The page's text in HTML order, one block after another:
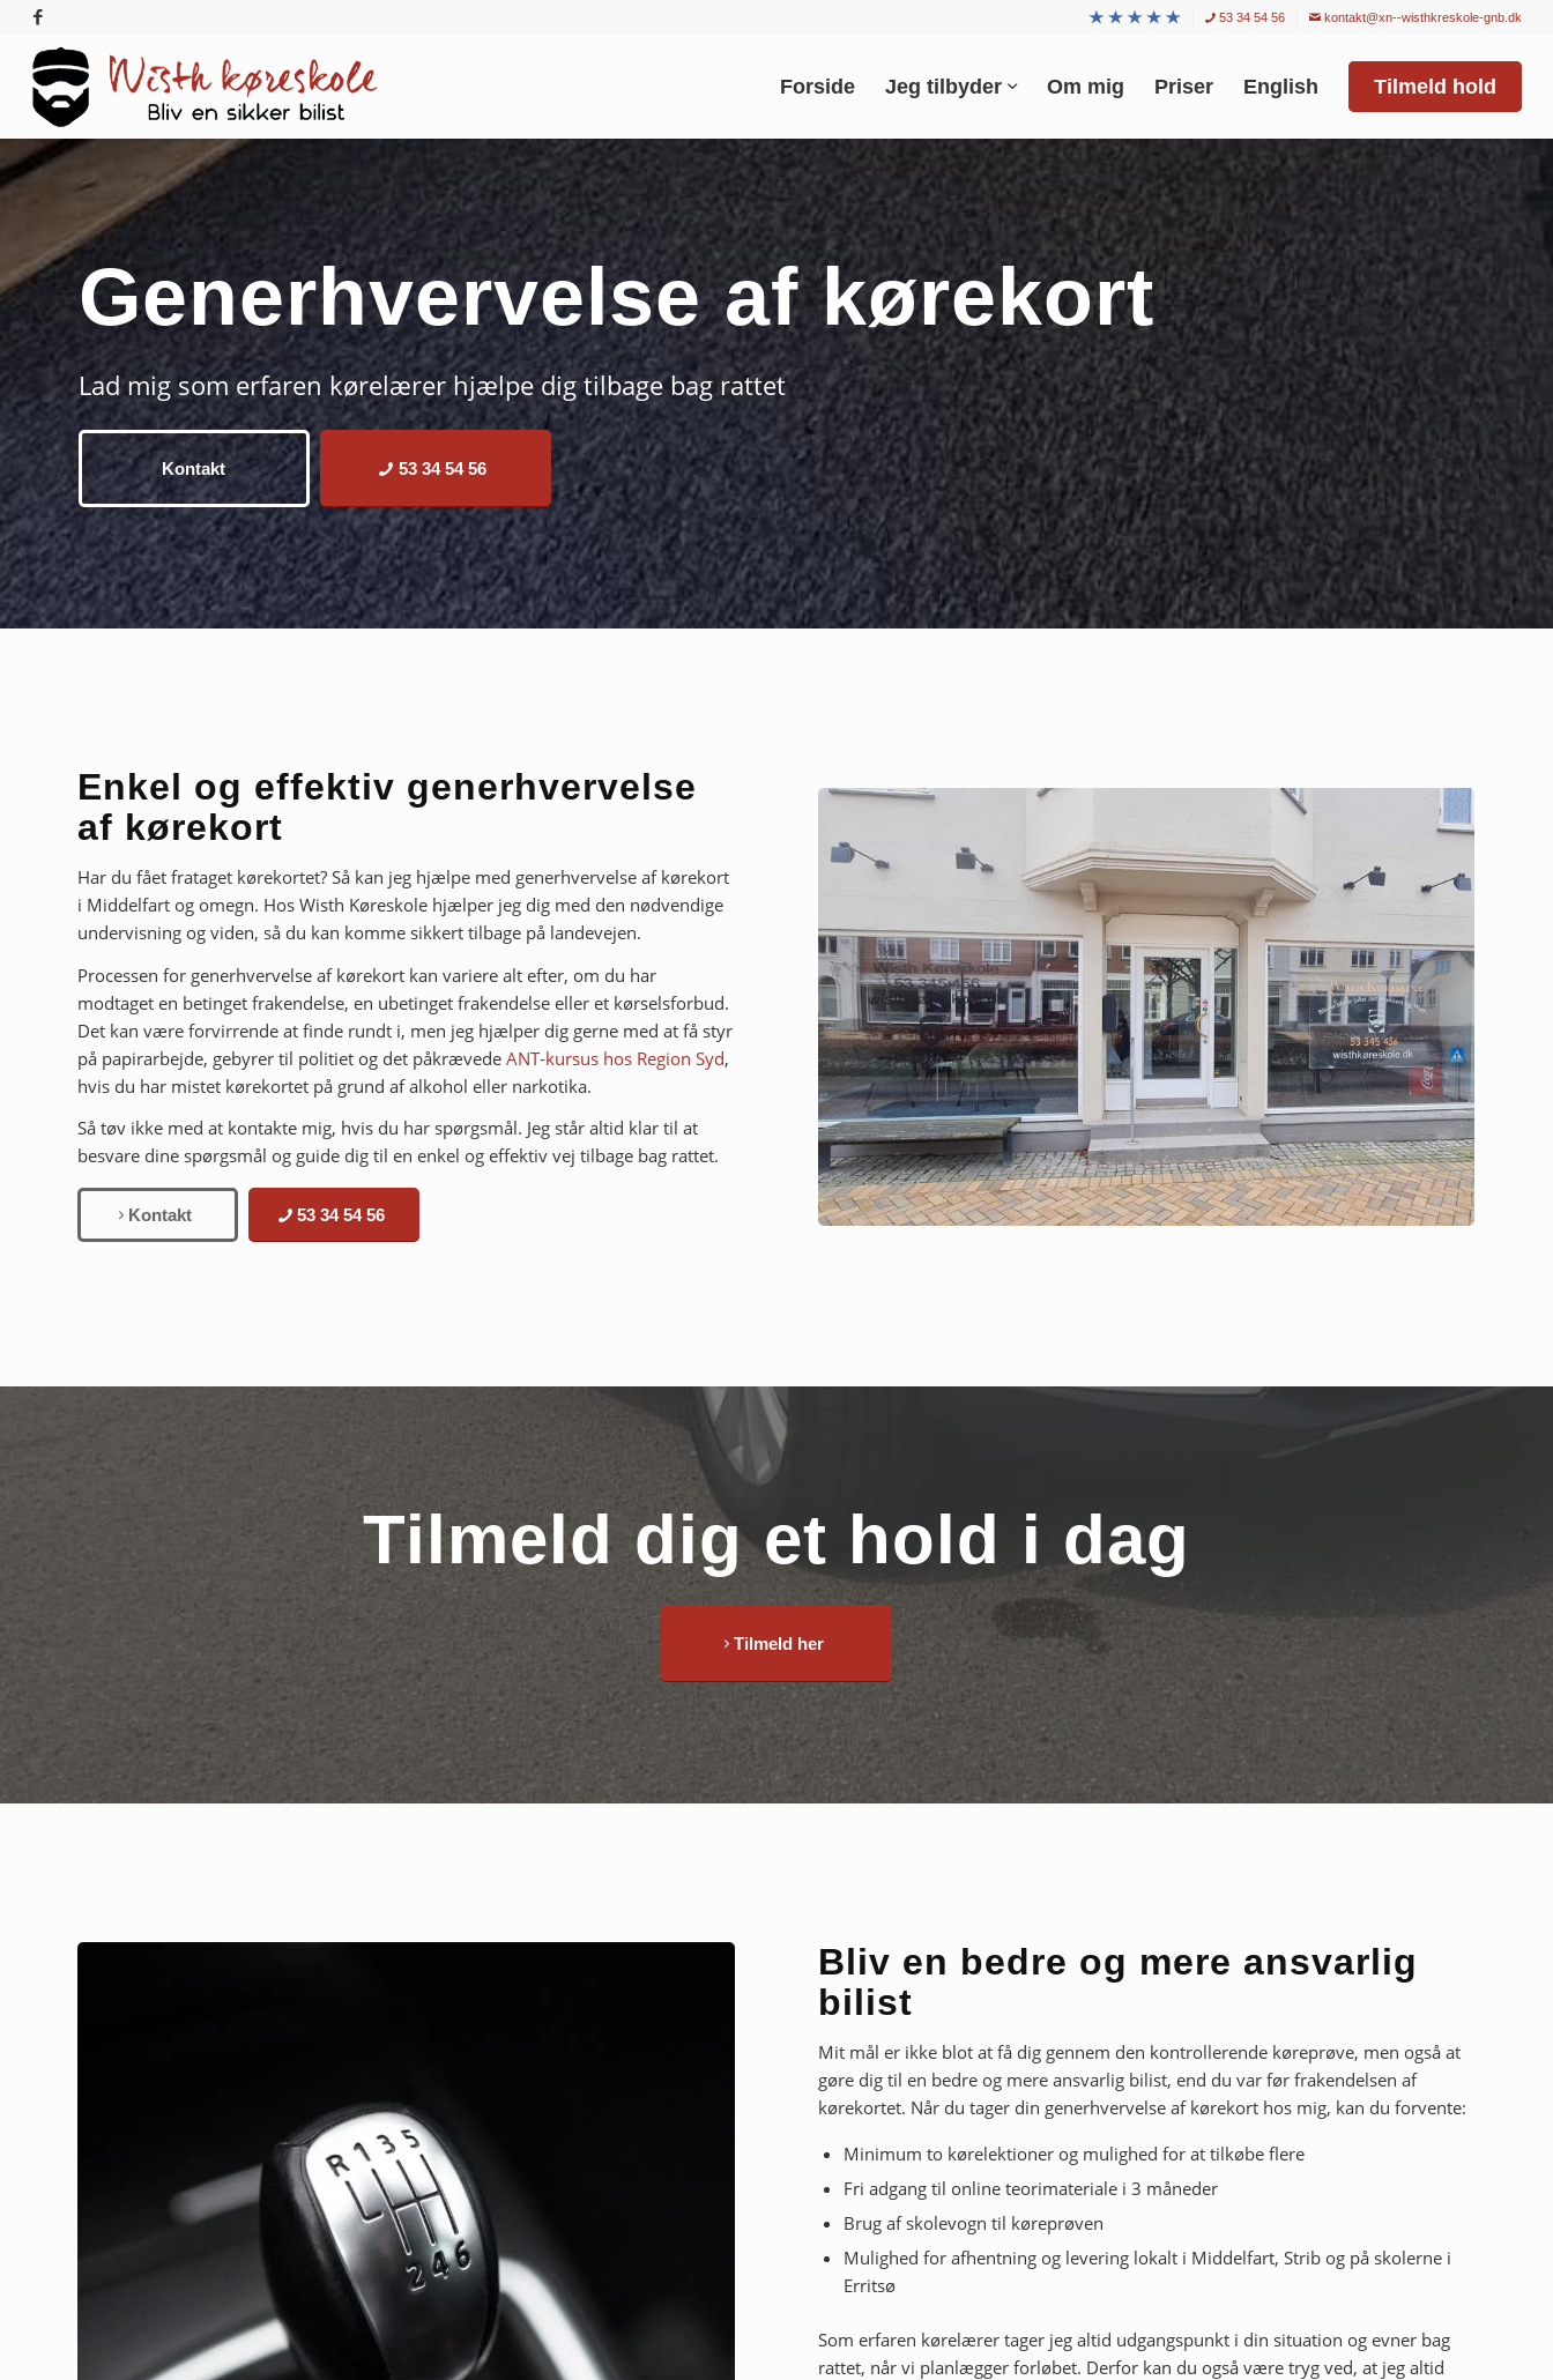
53 34 54 56 kontakt@xn--wisthkreskole-gnb.dk
Forside Jeg tilbyder Om mig Priser English Tilmeld hold
Gen­erhvervelse af kørekort
Lad mig som erfaren kørelærer hjælpe dig tilbage bag rattet
Kontakt 53 34 54 56
Enkel og effektiv generhvervelse
af kørekort
Har du fået frataget kørekortet? Så kan jeg hjælpe med generhvervelse af kørekort
i Middelfart og omegn. Hos Wisth Køreskole hjælper jeg dig med den nødvendige
undervisning og viden, så du kan komme sikkert tilbage på landevejen.
Processen for generhvervelse af kørekort kan variere alt efter, om du har
modtaget en betinget frakendelse, en ubetinget frakendelse eller et kørselsforbud.
Det kan være forvirrende at finde rundt i, men jeg hjælper dig gerne med at få styr
på papirarbejde, gebyrer til politiet og det påkrævedeANT-kursus hos Region Syd,
hvis du har mistet kørekortet på grund af alkohol eller narkotika.
Så tøv ikke med at kontakte mig, hvis du har spørgsmål. Jeg står altid klar til at
besvare dine spørgsmål og guide dig til en enkel og effektiv vej tilbage bag rattet.
Kontakt 53 34 54 56
Tilmeld dig et hold i dag
Tilmeld her
Bliv en bedre og mere ansvarlig
bilist
Mit mål er ikke blot at få dig gennem den kontrollerende køreprøve, men også at
gøre dig til en bedre og mere ansvarlig bilist, end du var før frakendelsen af
kørekortet. Når du tager din generhvervelse af kørekort hos mig, kan du forvente:
Minimum to kørelektioner og mulighed for at tilkøbe flere
Fri adgang til online teorimateriale i 3 måneder
Brug af skolevogn til køreprøven
Mulighed for afhentning og levering lokalt i Middelfart, Strib og på skolerne i
Erritsø
Som erfaren kørelærer tager jeg altid udgangspunkt i din situation og evner bag
rattet, når vi planlægger forløbet. Derfor kan du også være tryg ved, at jeg altid